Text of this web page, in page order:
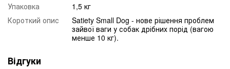
Упаковка
1,5 кг
Короткий опис
Satiety Small Dog - нове рішення проблем
зайвої ваги у собак дрібних порід (вагою
менше 10 кг).
Відгуки